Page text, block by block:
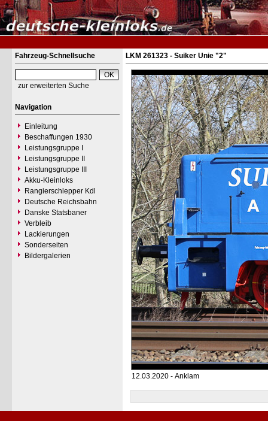
Fahrzeug-Schnellsuche
zur erweiterten Suche
Navigation
Einleitung
Beschaffungen 1930
Leistungsgruppe I
Leistungsgruppe II
Leistungsgruppe III
Akku-Kleinloks
Rangierschlepper Kdl
Deutsche Reichsbahn
Danske Statsbaner
Verbleib
Lackierungen
Sonderseiten
Bildergalerien
LKM 261323 - Suiker Unie "2"
12.03.2020 - Anklam